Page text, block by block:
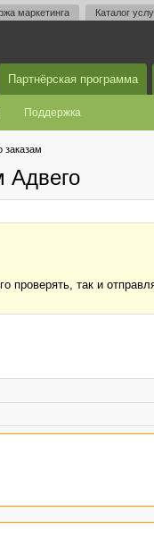
маркетинга Каталог
Партнёрская программа
Поддержка
заказам
Адвего
проверять, так и